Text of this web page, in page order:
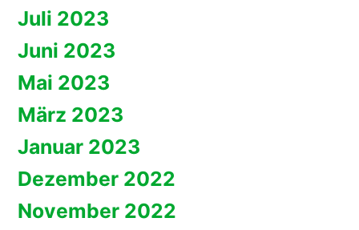
Juli 2023
Juni 2023
Mai 2023
März 2023
Januar 2023
Dezember 2022
November 2022